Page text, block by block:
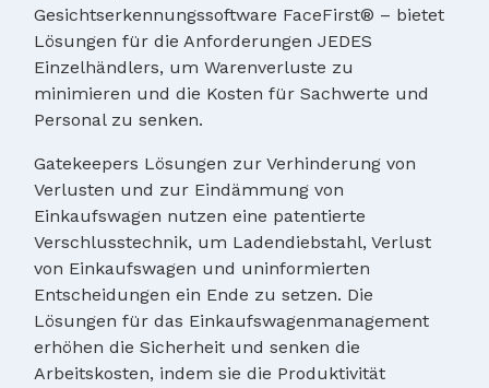
Gesichtserkennungssoftware FaceFirst® – bietet
Lösungen für die Anforderungen JEDES
Einzelhändlers, um Warenverluste zu
minimieren und die Kosten für Sachwerte und
Personal zu senken.
Gatekeepers Lösungen zur Verhinderung von
Verlusten und zur Eindämmung von
Einkaufswagen nutzen eine patentierte
Verschlusstechnik, um Ladendiebstahl, Verlust
von Einkaufswagen und uninformierten
Entscheidungen ein Ende zu setzen. Die
Lösungen für das Einkaufswagenmanagement
erhöhen die Sicherheit und senken die
Arbeitskosten, indem sie die Produktivität